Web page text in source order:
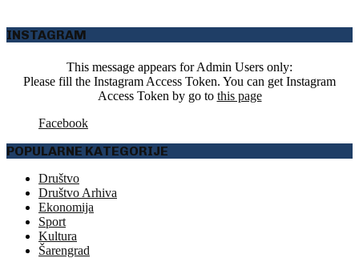
INSTAGRAM
This message appears for Admin Users only:
Please fill the Instagram Access Token. You can get Instagram
Access Token by go to this page
Facebook
POPULARNE KATEGORIJE
Društvo
Društvo Arhiva
Ekonomija
Sport
Kultura
Šarengrad